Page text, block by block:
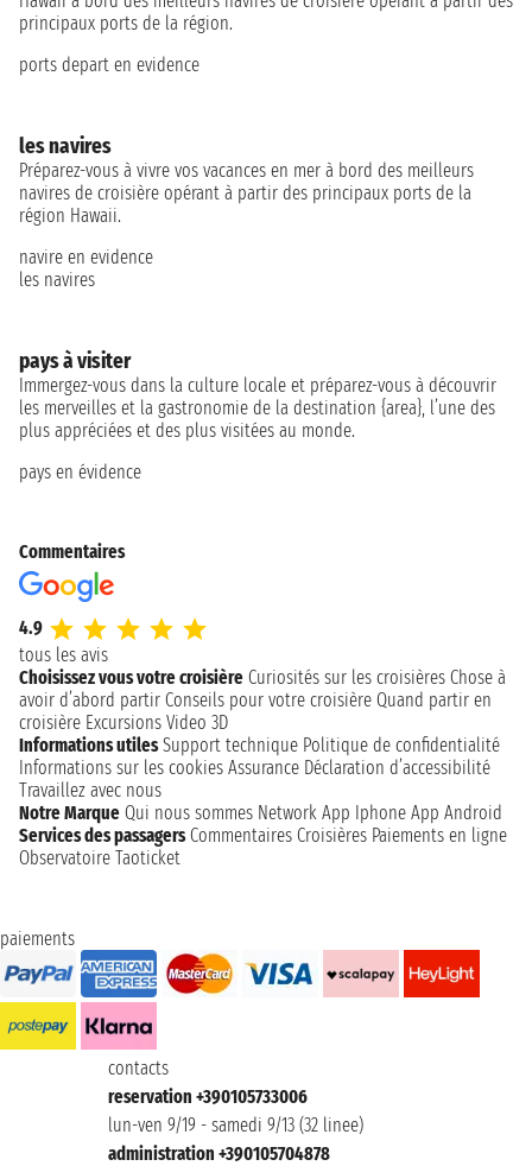
principaux ports de la région.
ports depart en evidence
les navires
Préparez-vous à vivre vos vacances en mer à bord des meilleurs
navires de croisière opérant à partir des principaux ports de la
région Hawaii.
navire en evidence
les navires
pays à visiter
Immergez-vous dans la culture locale et préparez-vous à découvrir
les merveilles et la gastronomie de la destination {area}, l’une des
plus appréciées et des plus visitées au monde.
pays en évidence
Commentaires
4.9
tous les avis
Choisissez vous votre croisière Curiosités sur les croisières Chose à
avoir d’abord partir Conseils pour votre croisière Quand partir en
croisière Excursions Video 3D
Informations utiles Support technique Politique de confidentialité
Informations sur les cookies Assurance Déclaration d’accessibilité
Travaillez avec nous
Notre Marque Qui nous sommes Network App Iphone App Android
Services des passagers Commentaires Croisières Paiements en ligne
Observatoire Taoticket
paiements
contacts
reservation +390105733006
lun-ven 9/19 - samedi 9/13 (32 linee)
administration +390105704878